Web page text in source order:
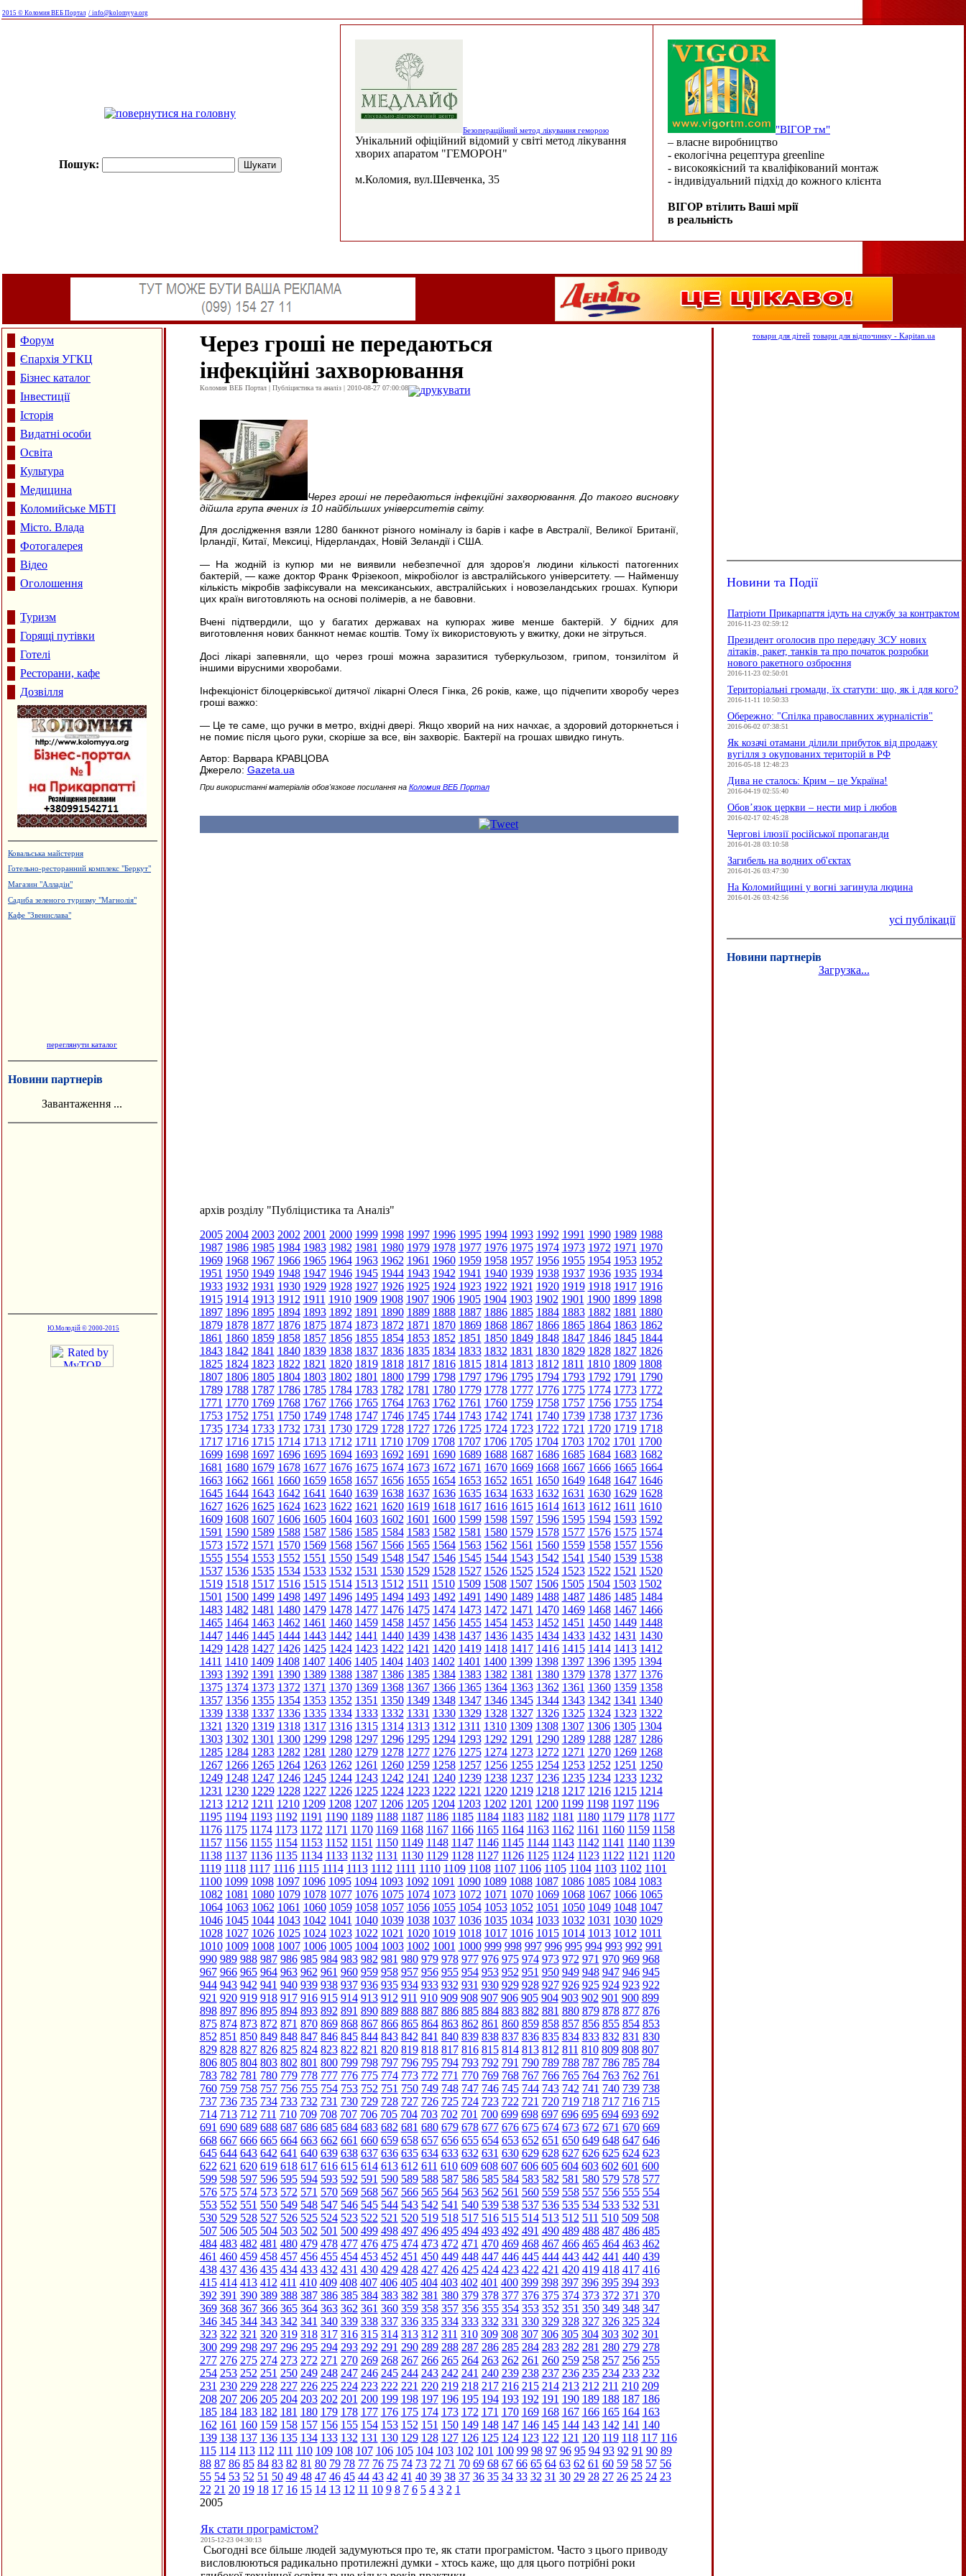
2015 © Коломия ВЕБ Портал / info@kolomyya.org
Пошук:
Безопераційний метод лікування геморою
Унікальний офіційний відомий у світі метод лікування
хворих апаратом "ГЕМОРОН"
м.Коломия, вул.Шевченка, 35
"ВІГОР тм"
– власне виробництво
- екологічна рецептура greenline
- високоякісний та кваліфікований монтаж
- індивідуальний підхід до кожного клієнта
ВІГОР втілить Ваші мрії
в реальність
Форум
Єпархія УГКЦ
Бізнес каталог
Інвестиції
Історія
Видатні особи
Освіта
Культура
Медицина
Коломийське МБТІ
Місто. Влада
Фотогалерея
Відео
Оголошення
Туризм
Горящі путівки
Готелі
Ресторани, кафе
Дозвілля
Ковальська майстерня
Готельно-ресторанний комплекс "Беркут"
Магазин "Алладін"
Садиба зеленого туризму "Магнолія"
Кафе "Звенислава"
переглянути каталог
Новини партнерів
Завантаження ...
Ю.Молодій © 2000-2015
Через гроші не передаються
інфекційні захворювання
Коломия ВЕБ Портал | Публіцистика та аналіз | 2010-08-27 07:00:08 друкувати
Через гроші не передаються інфекційні захворювання. До такого висновку
дійшла група вчених із 10 найбільших університетів світу.
Для дослідження взяли 1280 банкнот різного номіналу із барів і кафе в Австралії, Великої Британії,
Ірландії, Китаї, Мексиці, Нідерландах, Новій Зеландії і США.
— На жодній із купюр ми не виявили небезпечної для здоров’я людини кількості патогенних
бактерій, — каже доктор Франк Фрізекооп, мікробіолог із австралійського університету. — Найменшу
кількість мікробів зафіксували на мексиканських, австралійських і новозеландських грошах. Купюри
цих країн виготовляють на основі полімерів, а не бавовни.
Вчені підтвердили, що у багатих державах на купюрах живе менше бактерій. У бідних для
виготовлення нових банкнот немає коштів. Тому їх використовують у вжитку, доки не зітруться.
Досі лікарі запевняли, що через гроші можна заразитися туберкульозом, грипом, тонзилітом й
іншими вірусними хворобами.
Інфекціоніст білоцерківської дитячої лікарні Олеся Гінка, 26 років, каже, що підчепити хворобу через
гроші важко:
— Це те саме, що ручки в метро, вхідні двері. Якщо хворий на них начхає, а здоровий доторкнеться і
не помиє після цього руки, скоріше за все, він захворіє. Бактерії на грошах швидко гинуть.
Автор: Варвара КРАВЦОВА
Джерело: Gazeta.ua
При використанні матеріалів обов'язкове посилання на Коломия ВЕБ Портал
архів розділу "Публіцистика та Аналіз"
2005 2004 2003 2002 2001 2000 1999 1998 1997 1996 1995 1994 1993 1992 1991 1990 1989 1988
1987 1986 1985 1984 1983 1982 1981 1980 1979 1978 1977 1976 1975 1974 1973 1972 1971 1970
1969 1968 1967 1966 1965 1964 1963 1962 1961 1960 1959 1958 1957 1956 1955 1954 1953 1952
1951 1950 1949 1948 1947 1946 1945 1944 1943 1942 1941 1940 1939 1938 1937 1936 1935 1934
1933 1932 1931 1930 1929 1928 1927 1926 1925 1924 1923 1922 1921 1920 1919 1918 1917 1916
1915 1914 1913 1912 1911 1910 1909 1908 1907 1906 1905 1904 1903 1902 1901 1900 1899 1898
1897 1896 1895 1894 1893 1892 1891 1890 1889 1888 1887 1886 1885 1884 1883 1882 1881 1880
1879 1878 1877 1876 1875 1874 1873 1872 1871 1870 1869 1868 1867 1866 1865 1864 1863 1862
1861 1860 1859 1858 1857 1856 1855 1854 1853 1852 1851 1850 1849 1848 1847 1846 1845 1844
1843 1842 1841 1840 1839 1838 1837 1836 1835 1834 1833 1832 1831 1830 1829 1828 1827 1826
1825 1824 1823 1822 1821 1820 1819 1818 1817 1816 1815 1814 1813 1812 1811 1810 1809 1808
1807 1806 1805 1804 1803 1802 1801 1800 1799 1798 1797 1796 1795 1794 1793 1792 1791 1790
1789 1788 1787 1786 1785 1784 1783 1782 1781 1780 1779 1778 1777 1776 1775 1774 1773 1772
1771 1770 1769 1768 1767 1766 1765 1764 1763 1762 1761 1760 1759 1758 1757 1756 1755 1754
1753 1752 1751 1750 1749 1748 1747 1746 1745 1744 1743 1742 1741 1740 1739 1738 1737 1736
1735 1734 1733 1732 1731 1730 1729 1728 1727 1726 1725 1724 1723 1722 1721 1720 1719 1718
1717 1716 1715 1714 1713 1712 1711 1710 1709 1708 1707 1706 1705 1704 1703 1702 1701 1700
1699 1698 1697 1696 1695 1694 1693 1692 1691 1690 1689 1688 1687 1686 1685 1684 1683 1682
1681 1680 1679 1678 1677 1676 1675 1674 1673 1672 1671 1670 1669 1668 1667 1666 1665 1664
1663 1662 1661 1660 1659 1658 1657 1656 1655 1654 1653 1652 1651 1650 1649 1648 1647 1646
1645 1644 1643 1642 1641 1640 1639 1638 1637 1636 1635 1634 1633 1632 1631 1630 1629 1628
1627 1626 1625 1624 1623 1622 1621 1620 1619 1618 1617 1616 1615 1614 1613 1612 1611 1610
1609 1608 1607 1606 1605 1604 1603 1602 1601 1600 1599 1598 1597 1596 1595 1594 1593 1592
1591 1590 1589 1588 1587 1586 1585 1584 1583 1582 1581 1580 1579 1578 1577 1576 1575 1574
1573 1572 1571 1570 1569 1568 1567 1566 1565 1564 1563 1562 1561 1560 1559 1558 1557 1556
1555 1554 1553 1552 1551 1550 1549 1548 1547 1546 1545 1544 1543 1542 1541 1540 1539 1538
1537 1536 1535 1534 1533 1532 1531 1530 1529 1528 1527 1526 1525 1524 1523 1522 1521 1520
1519 1518 1517 1516 1515 1514 1513 1512 1511 1510 1509 1508 1507 1506 1505 1504 1503 1502
1501 1500 1499 1498 1497 1496 1495 1494 1493 1492 1491 1490 1489 1488 1487 1486 1485 1484
1483 1482 1481 1480 1479 1478 1477 1476 1475 1474 1473 1472 1471 1470 1469 1468 1467 1466
1465 1464 1463 1462 1461 1460 1459 1458 1457 1456 1455 1454 1453 1452 1451 1450 1449 1448
1447 1446 1445 1444 1443 1442 1441 1440 1439 1438 1437 1436 1435 1434 1433 1432 1431 1430
1429 1428 1427 1426 1425 1424 1423 1422 1421 1420 1419 1418 1417 1416 1415 1414 1413 1412
1411 1410 1409 1408 1407 1406 1405 1404 1403 1402 1401 1400 1399 1398 1397 1396 1395 1394
1393 1392 1391 1390 1389 1388 1387 1386 1385 1384 1383 1382 1381 1380 1379 1378 1377 1376
1375 1374 1373 1372 1371 1370 1369 1368 1367 1366 1365 1364 1363 1362 1361 1360 1359 1358
1357 1356 1355 1354 1353 1352 1351 1350 1349 1348 1347 1346 1345 1344 1343 1342 1341 1340
1339 1338 1337 1336 1335 1334 1333 1332 1331 1330 1329 1328 1327 1326 1325 1324 1323 1322
1321 1320 1319 1318 1317 1316 1315 1314 1313 1312 1311 1310 1309 1308 1307 1306 1305 1304
1303 1302 1301 1300 1299 1298 1297 1296 1295 1294 1293 1292 1291 1290 1289 1288 1287 1286
1285 1284 1283 1282 1281 1280 1279 1278 1277 1276 1275 1274 1273 1272 1271 1270 1269 1268
1267 1266 1265 1264 1263 1262 1261 1260 1259 1258 1257 1256 1255 1254 1253 1252 1251 1250
1249 1248 1247 1246 1245 1244 1243 1242 1241 1240 1239 1238 1237 1236 1235 1234 1233 1232
1231 1230 1229 1228 1227 1226 1225 1224 1223 1222 1221 1220 1219 1218 1217 1216 1215 1214
1213 1212 1211 1210 1209 1208 1207 1206 1205 1204 1203 1202 1201 1200 1199 1198 1197 1196
1195 1194 1193 1192 1191 1190 1189 1188 1187 1186 1185 1184 1183 1182 1181 1180 1179 1178 1177
1176 1175 1174 1173 1172 1171 1170 1169 1168 1167 1166 1165 1164 1163 1162 1161 1160 1159 1158
1157 1156 1155 1154 1153 1152 1151 1150 1149 1148 1147 1146 1145 1144 1143 1142 1141 1140 1139
1138 1137 1136 1135 1134 1133 1132 1131 1130 1129 1128 1127 1126 1125 1124 1123 1122 1121 1120
1119 1118 1117 1116 1115 1114 1113 1112 1111 1110 1109 1108 1107 1106 1105 1104 1103 1102 1101
1100 1099 1098 1097 1096 1095 1094 1093 1092 1091 1090 1089 1088 1087 1086 1085 1084 1083
1082 1081 1080 1079 1078 1077 1076 1075 1074 1073 1072 1071 1070 1069 1068 1067 1066 1065
1064 1063 1062 1061 1060 1059 1058 1057 1056 1055 1054 1053 1052 1051 1050 1049 1048 1047
1046 1045 1044 1043 1042 1041 1040 1039 1038 1037 1036 1035 1034 1033 1032 1031 1030 1029
1028 1027 1026 1025 1024 1023 1022 1021 1020 1019 1018 1017 1016 1015 1014 1013 1012 1011
1010 1009 1008 1007 1006 1005 1004 1003 1002 1001 1000 999 998 997 996 995 994 993 992 991
990 989 988 987 986 985 984 983 982 981 980 979 978 977 976 975 974 973 972 971 970 969 968
967 966 965 964 963 962 961 960 959 958 957 956 955 954 953 952 951 950 949 948 947 946 945
944 943 942 941 940 939 938 937 936 935 934 933 932 931 930 929 928 927 926 925 924 923 922
921 920 919 918 917 916 915 914 913 912 911 910 909 908 907 906 905 904 903 902 901 900 899
898 897 896 895 894 893 892 891 890 889 888 887 886 885 884 883 882 881 880 879 878 877 876
875 874 873 872 871 870 869 868 867 866 865 864 863 862 861 860 859 858 857 856 855 854 853
852 851 850 849 848 847 846 845 844 843 842 841 840 839 838 837 836 835 834 833 832 831 830
829 828 827 826 825 824 823 822 821 820 819 818 817 816 815 814 813 812 811 810 809 808 807
806 805 804 803 802 801 800 799 798 797 796 795 794 793 792 791 790 789 788 787 786 785 784
783 782 781 780 779 778 777 776 775 774 773 772 771 770 769 768 767 766 765 764 763 762 761
760 759 758 757 756 755 754 753 752 751 750 749 748 747 746 745 744 743 742 741 740 739 738
737 736 735 734 733 732 731 730 729 728 727 726 725 724 723 722 721 720 719 718 717 716 715
714 713 712 711 710 709 708 707 706 705 704 703 702 701 700 699 698 697 696 695 694 693 692
691 690 689 688 687 686 685 684 683 682 681 680 679 678 677 676 675 674 673 672 671 670 669
668 667 666 665 664 663 662 661 660 659 658 657 656 655 654 653 652 651 650 649 648 647 646
645 644 643 642 641 640 639 638 637 636 635 634 633 632 631 630 629 628 627 626 625 624 623
622 621 620 619 618 617 616 615 614 613 612 611 610 609 608 607 606 605 604 603 602 601 600
599 598 597 596 595 594 593 592 591 590 589 588 587 586 585 584 583 582 581 580 579 578 577
576 575 574 573 572 571 570 569 568 567 566 565 564 563 562 561 560 559 558 557 556 555 554
553 552 551 550 549 548 547 546 545 544 543 542 541 540 539 538 537 536 535 534 533 532 531
530 529 528 527 526 525 524 523 522 521 520 519 518 517 516 515 514 513 512 511 510 509 508
507 506 505 504 503 502 501 500 499 498 497 496 495 494 493 492 491 490 489 488 487 486 485
484 483 482 481 480 479 478 477 476 475 474 473 472 471 470 469 468 467 466 465 464 463 462
461 460 459 458 457 456 455 454 453 452 451 450 449 448 447 446 445 444 443 442 441 440 439
438 437 436 435 434 433 432 431 430 429 428 427 426 425 424 423 422 421 420 419 418 417 416
415 414 413 412 411 410 409 408 407 406 405 404 403 402 401 400 399 398 397 396 395 394 393
392 391 390 389 388 387 386 385 384 383 382 381 380 379 378 377 376 375 374 373 372 371 370
369 368 367 366 365 364 363 362 361 360 359 358 357 356 355 354 353 352 351 350 349 348 347
346 345 344 343 342 341 340 339 338 337 336 335 334 333 332 331 330 329 328 327 326 325 324
323 322 321 320 319 318 317 316 315 314 313 312 311 310 309 308 307 306 305 304 303 302 301
300 299 298 297 296 295 294 293 292 291 290 289 288 287 286 285 284 283 282 281 280 279 278
277 276 275 274 273 272 271 270 269 268 267 266 265 264 263 262 261 260 259 258 257 256 255
254 253 252 251 250 249 248 247 246 245 244 243 242 241 240 239 238 237 236 235 234 233 232
231 230 229 228 227 226 225 224 223 222 221 220 219 218 217 216 215 214 213 212 211 210 209
208 207 206 205 204 203 202 201 200 199 198 197 196 195 194 193 192 191 190 189 188 187 186
185 184 183 182 181 180 179 178 177 176 175 174 173 172 171 170 169 168 167 166 165 164 163
162 161 160 159 158 157 156 155 154 153 152 151 150 149 148 147 146 145 144 143 142 141 140
139 138 137 136 135 134 133 132 131 130 129 128 127 126 125 124 123 122 121 120 119 118 117 116
115 114 113 112 111 110 109 108 107 106 105 104 103 102 101 100 99 98 97 96 95 94 93 92 91 90 89
88 87 86 85 84 83 82 81 80 79 78 77 76 75 74 73 72 71 70 69 68 67 66 65 64 63 62 61 60 59 58 57 56
55 54 53 52 51 50 49 48 47 46 45 44 43 42 41 40 39 38 37 36 35 34 33 32 31 30 29 28 27 26 25 24 23
22 21 20 19 18 17 16 15 14 13 12 11 10 9 8 7 6 5 4 3 2 1
2005
Як стати програмістом?
2015-12-23 04:30:13
Сьогодні все більше людей задумуються про те, як стати програмістом. Часто з цього приводу
висловлюються радикально протилежні думки - хтось каже, що для цього потрібні роки
товари для дітей товари для відпочинку - Kapitan.ua
Новини та Події
Патріоти Прикарпаття ідуть на службу за контрактом
2016-11-23 02:59:12
Президент оголосив про передачу ЗСУ нових
літаків, ракет, танків та про початок розробки
нового ракетного озброєння
2016-11-23 02:50:01
Територіальні громади, їх статути: що, як і для кого?
2016-11-11 10:50:33
Обережно: "Спілка православних журналістів"
2016-06-02 07:38:51
Як козачі отамани ділили прибуток від продажу
вугілля з окупованих територій в РФ
2016-05-18 12:48:23
Дива не сталось: Крим – це Україна!
2016-04-19 02:55:40
Обов’язок церкви – нести мир і любов
2016-02-17 02:45:28
Чергові ілюзії російської пропаганди
2016-01-28 03:10:58
Загибель на водних об'єктах
2016-01-26 03:47:30
На Коломийщині у вогні загинула людина
2016-01-26 03:42:56
усі публікації
Новини партнерів
Загрузка...